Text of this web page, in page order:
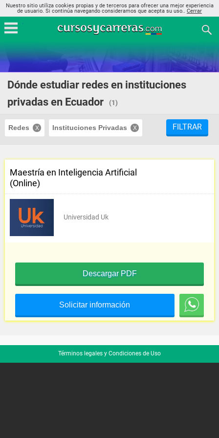
Nuestro sitio utiliza cookies propias y de terceros para ofrecer una mejor experiencia
de usuario. Si continúa navegando consideramos que acepta su uso.. Cerrar
Dónde estudiar redes en instituciones
privadas en Ecuador
(1)
Redes Instituciones Privadas FILTRAR
Maestría en Inteligencia Artificial
(Online)
Universidad Uk
Descargar PDF
Solicitar información
Términos legales y Condiciones de Uso